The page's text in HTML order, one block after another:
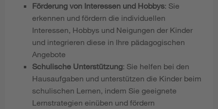
Förderung von Interessen und Hobbys: Sie
erkennen und fördern die individuellen
Interessen, Hobbys und Neigungen der Kinder
und integrieren diese in Ihre pädagogischen
Angebote
Schulische Unterstützung: Sie helfen bei den
Hausaufgaben und unterstützen die Kinder beim
schulischen Lernen, indem Sie geeignete
Lernstrategien einüben und fördern